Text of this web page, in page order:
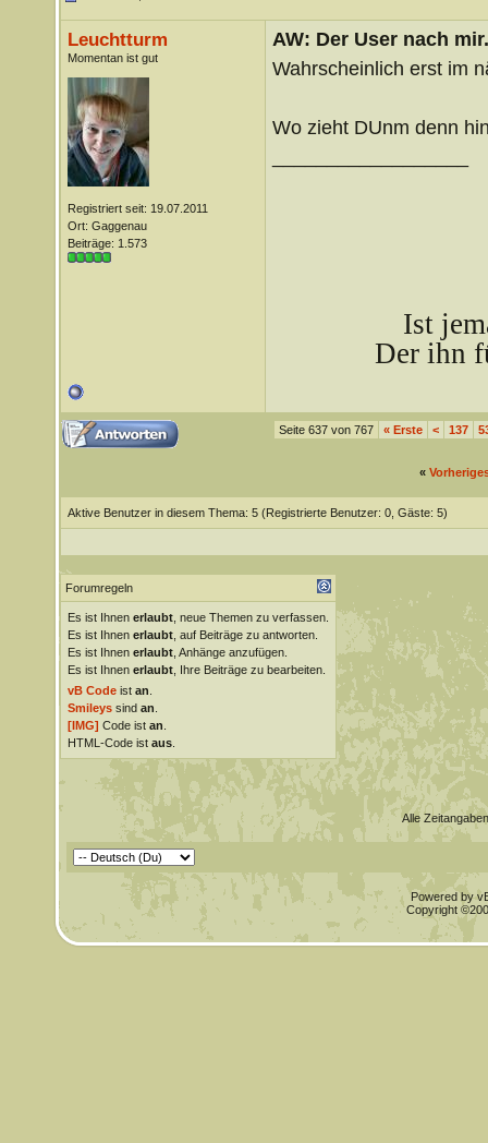
Leuchtturm
Momentan ist gut
Registriert seit: 19.07.2011
Ort: Gaggenau
Beiträge: 1.573
AW: Der User nach
Wahrscheinlich erst im
Wo zieht DUnm denn
Ist
Der ihn
Seite 637 von 767 «Erste < 137
«
Aktive Benutzer in diesem Thema: 5 (Registrierte Benutzer: 0, Gäste: 5)
Forumregeln
Es ist Ihnen erlaubt, neue Themen zu verfassen.
Es ist Ihnen erlaubt, auf Beiträge zu antworten.
Es ist Ihnen erlaubt, Anhänge anzufügen.
Es ist Ihnen erlaubt, Ihre Beiträge zu bearbeiten.
vB Codeist an
Smileyssind an
[IMG] Code ist an
HTML-Code ist aus.
Alle
Powered by
Copyright